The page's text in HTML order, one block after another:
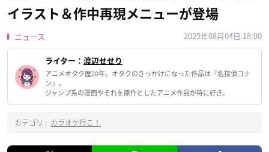
イラスト＆作中再現メニューが登場
ニュース 2025年08月04日 18:00
ライター： 渡辺せせり
アニメオタク歴20年。オタクのきっかけになった作品は『名探偵コナ
ン』。
ジャンプ系の漫画やそれを原作としたアニメ作品が特に好き。
カテゴリ : カラオケ行こ！